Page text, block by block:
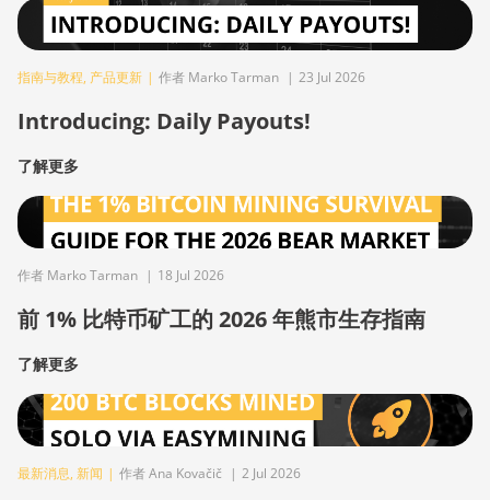
指南与教程, 产品更新 | 作者 Marko Tarman | 23 Jul 2026
Introducing: Daily Payouts!
了解更多
作者 Marko Tarman | 18 Jul 2026
前 1% 比特币矿工的 2026 年熊市生存指南
了解更多
最新消息, 新闻 | 作者 Ana Kovačič | 2 Jul 2026